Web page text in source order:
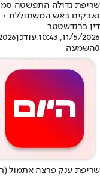
נאבקים באש המשתוללת •
דין ברנדשטטר
11/5/2026, 10:43
,עודכן10:43
0השמעה